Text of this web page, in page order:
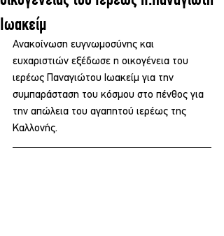
Ιωακείμ
Ανακοίνωση ευγνωμοσύνης και
ευχαριστιών εξέδωσε η οικογένεια του
ιερέως Παναγιώτου Ιωακείμ για την
συμπαράσταση του κόσμου στο πένθος για
την απώλεια του αγαπητού ιερέως της
Καλλονής.